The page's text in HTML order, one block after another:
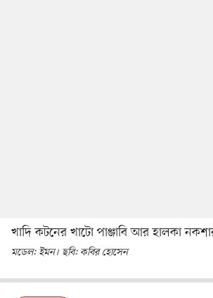
খাদি কটনের খাটো পাঞ্জাবি আর হালকা
মডেল: ইমন। ছবি: কবির হোসেন